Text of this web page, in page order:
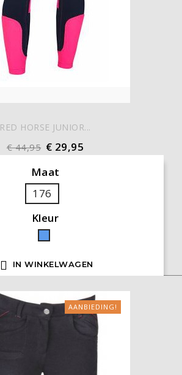
RED HORSE JUNIOR...
€ 44,95 € 29,95
Maat
176
Kleur
Blauw
 IN WINKELWAGEN
AANBIEDING!